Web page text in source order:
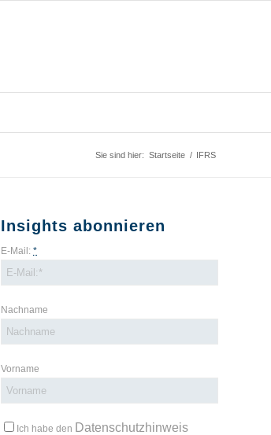
Sie sind hier: Startseite / IFRS
Insights abonnieren
E-Mail:*
Nachname
Vorname
Ich habe den Datenschutzhinweis